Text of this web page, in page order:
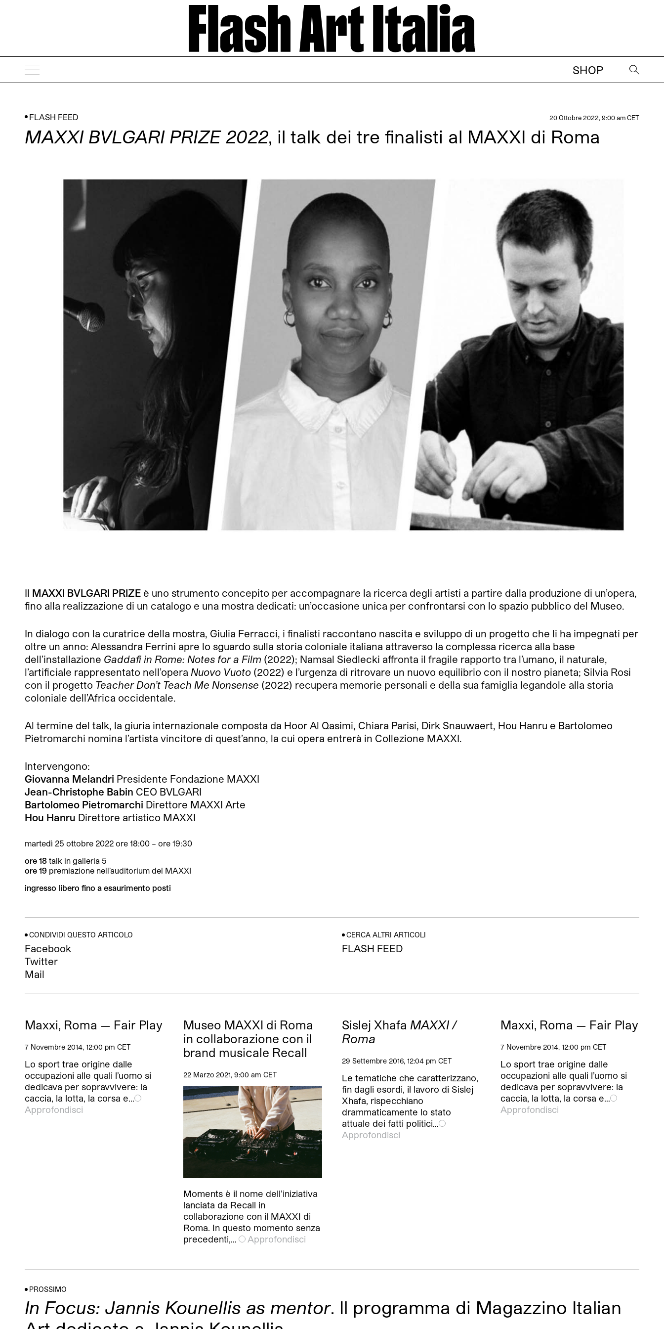
SHOP
→
FLASH FEED 20 Ottobre 2022, 9:00 am CET
MAXXI BVLGARI PRIZE 2022, il talk dei tre finalisti al MAXXI di Roma
Il MAXXI BVLGARI PRIZE è uno strumento concepito per accompagnare la ricerca degli artisti a partire dalla produzione di un’opera,
fino alla realizzazione di un catalogo e una mostra dedicati: un’occasione unica per confrontarsi con lo spazio pubblico del Museo.
In dialogo con la curatrice della mostra, Giulia Ferracci, i finalisti raccontano nascita e sviluppo di un progetto che li ha impegnati per
oltre un anno: Alessandra Ferrini apre lo sguardo sulla storia coloniale italiana attraverso la complessa ricerca alla base
dell’installazione Gaddafi in Rome: Notes for a Film (2022); Namsal Siedlecki affronta il fragile rapporto tra l’umano, il naturale,
l’artificiale rappresentato nell’opera Nuovo Vuoto (2022) e l’urgenza di ritrovare un nuovo equilibrio con il nostro pianeta; Silvia Rosi
con il progetto Teacher Don’t Teach Me Nonsense (2022) recupera memorie personali e della sua famiglia legandole alla storia
coloniale dell’Africa occidentale.
Al termine del talk, la giuria internazionale composta da Hoor Al Qasimi, Chiara Parisi, Dirk Snauwaert, Hou Hanru e Bartolomeo
Pietromarchi nomina l’artista vincitore di quest’anno, la cui opera entrerà in Collezione MAXXI.
Intervengono:
Giovanna Melandri Presidente Fondazione MAXXI
Jean-Christophe Babin CEO BVLGARI
Bartolomeo Pietromarchi Direttore MAXXI Arte
Hou Hanru Direttore artistico MAXXI
martedì 25 ottobre 2022 ore 18:00 – ore 19:30
ore 18 talk in galleria 5
ore 19 premiazione nell’auditorium del MAXXI
ingresso libero fino a esaurimento posti
CONDIVIDI QUESTO ARTICOLO
Facebook
Twitter
Mail
CERCA ALTRI ARTICOLI
FLASH FEED
Maxxi, Roma — Fair Play
7 Novembre 2014, 12:00 pm CET
Lo sport trae origine dalle
occupazioni alle quali l’uomo si
dedicava per sopravvivere: la
caccia, la lotta, la corsa e…
Approfondisci
Museo MAXXI di Roma
in collaborazione con il
brand musicale Recall
22 Marzo 2021, 9:00 am CET
Moments è il nome dell’iniziativa
lanciata da Recall in
collaborazione con il MAXXI di
Roma. In questo momento senza
precedenti,…
Approfondisci
Sislej Xhafa MAXXI /
Roma
29 Settembre 2016, 12:04 pm CET
Le tematiche che caratterizzano,
fin dagli esordi, il lavoro di Sislej
Xhafa, rispecchiano
drammaticamente lo stato
attuale dei fatti politici…
Approfondisci
Maxxi, Roma — Fair Play
7 Novembre 2014, 12:00 pm CET
Lo sport trae origine dalle
occupazioni alle quali l’uomo si
dedicava per sopravvivere: la
caccia, la lotta, la corsa e…
Approfondisci
PROSSIMO
In Focus: Jannis Kounellis as mentor. Il programma di Magazzino Italian